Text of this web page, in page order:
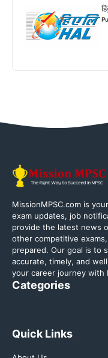
MissionMPSC.com is
exam updates, job
provide the latest news
other competitive
prepared. Our goal is to
accurate, timely, and
your career journey with
Categories
Quick Links